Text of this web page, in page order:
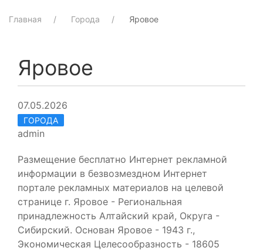
Главная Города Яровое
Яровое
07.05.2026
ГОРОДА
admin
Размещение бесплатно Интернет рекламной
информации в безвозмездном Интернет
портале рекламных материалов на целевой
странице г. Яровое - Региональная
принадлежность Алтайский край, Округа -
Сибирский. Основан Яровое - 1943 г.,
Экономическая Целесообразность - 18605